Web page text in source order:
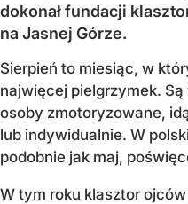
dokonał fundacji
na Jasnej Górze.
Sierpień to miesiąc, w
najwięcej pielgrzymek.
osoby zmotoryzowane,
lub indywidualnie. W
podobnie jak maj,
W tym roku klasztor